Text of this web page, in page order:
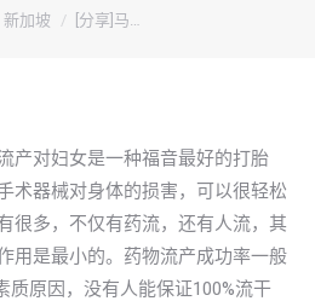
：
新加坡 [分享]马…
产对妇女是一种福音最好的打胎
术器械对身体的损害，可以很轻松
很多，不仅有药流，还有人流，其
用是最小的。药物流产成功率一般
质原因，没有人能保证100%流干